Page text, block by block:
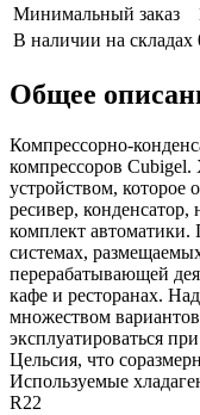
Минимальный заказ
В наличии на складах
Общее
Компрессорно-
компрессоров Cubigel.
устройством, которое
ресивер,
комплект
системах,
перерабатывающей
кафе и ресторанах.
множеством
эксплуатироваться
Цельсия, что
Используемые
R22